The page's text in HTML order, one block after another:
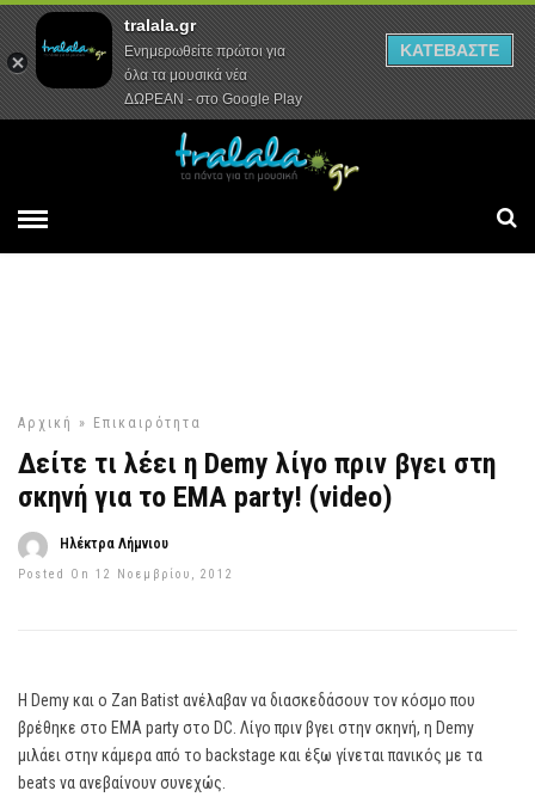
Αρχική Συνεντεύξεις Ρεπορτάζ
Αρχική » Επικαιρότητα
Δείτε τι λέει η Demy λίγο πριν βγει στη
σκηνή για το EMA party! (video)
Ηλέκτρα Λήμνιου
Posted On 12 Νοεμβρίου, 2012
Η Demy και ο Zan Batist ανέλαβαν να διασκεδάσουν τον κόσμο που
βρέθηκε στο EMA party στο DC. Λίγο πριν βγει στην σκηνή, η Demy
μιλάει στην κάμερα από το backstage και έξω γίνεται πανικός με τα
beats να ανεβαίνουν συνεχώς.
tralala.gr
Ενημερωθείτε πρώτοι για
όλα τα μουσικά νέα
ΔΩΡΕΑΝ - στο Google Play
ΚΑΤΕΒΑΣΤΕ